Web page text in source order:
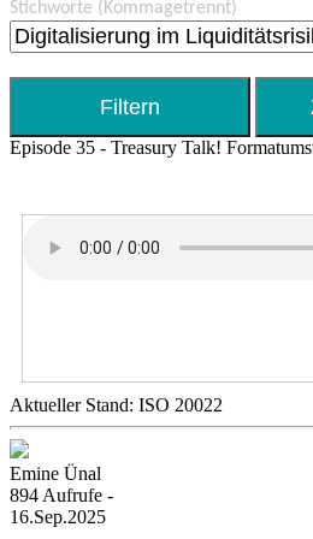
Stichworte (Kommagetrennt)
Episode 35 - Treasury Talk!
Aktueller Stand: ISO 20022
Emine Ünal
894 Aufrufe -
16.Sep.2025